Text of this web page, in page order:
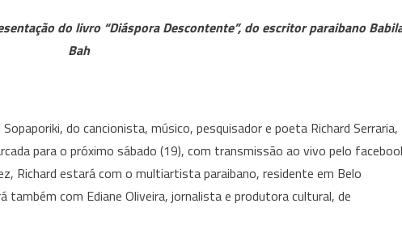
Serraria
do livro “Diáspora Descontente”, do escritor paraibano
Bah
do cancionista, músico, pesquisador e poeta Richard Serraria,
para o próximo sábado (19), com transmissão ao vivo pelo
Richard estará com o multiartista paraibano, residente em Belo
também com Ediane Oliveira, jornalista e produtora cultural, de